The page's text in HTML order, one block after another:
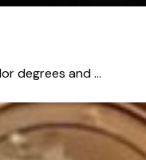
degrees and ...